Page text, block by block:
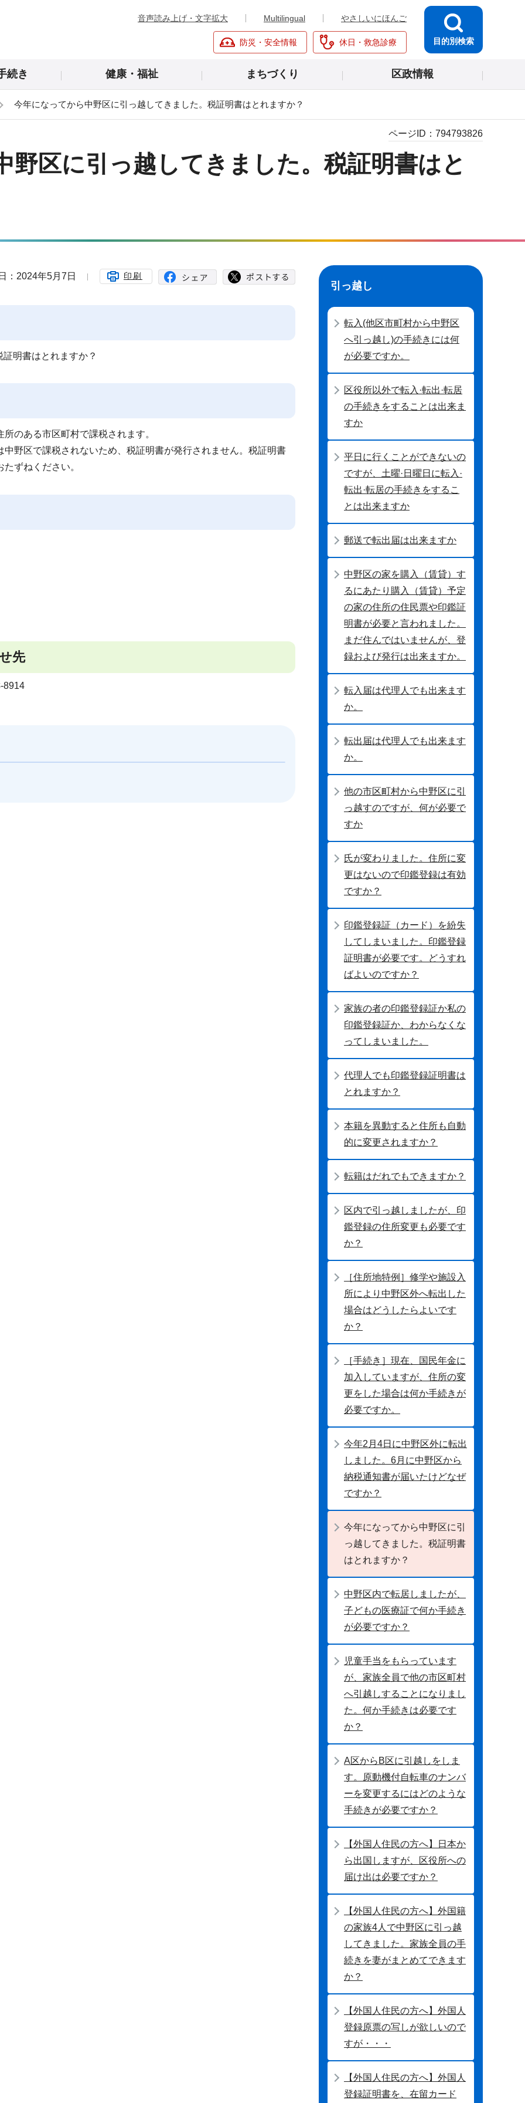
音声読み上げ・文字拡大 Multilingual やさしいにほんご
防災・安全情報 休日・救急診療 目的別検索
続き 健康・福祉 まちづくり 区政情報
今年になってから中野区に引っ越してきました。税証明書はとれますか？
野区に引っ越してきました。税証明書はと
ページID： 794793826
：2024年5月7日 印刷
明書はとれますか？
のある市区町村で課税されます。
野区で課税されないため、税証明書が発行されません。税証明書
ずねください。
先
8914
引っ越し
転入(他区市町村から中野区
へ引っ越し)の手続きには何
が必要ですか。
区役所以外で転入·転出·転居
の手続きをすることは出来ま
すか
平日に行くことができないの
ですが、土曜·日曜日に転入·
転出·転居の手続きをするこ
とは出来ますか
郵送で転出届は出来ますか
中野区の家を購入（賃貸）す
るにあたり購入（賃貸）予定
の家の住所の住民票や印鑑証
明書が必要と言われました。
まだ住んではいませんが、登
録および発行は出来ますか。
転入届は代理人でも出来ます
か。
転出届は代理人でも出来ます
か。
他の市区町村から中野区に引
っ越すのですが、何が必要で
すか
氏が変わりました。住所に変
更はないので印鑑登録は有効
ですか？
印鑑登録証（カード）を紛失
してしまいました。印鑑登録
証明書が必要です。どうすれ
ばよいのですか？
家族の者の印鑑登録証か私の
印鑑登録証か、わからなくな
ってしまいました。
代理人でも印鑑登録証明書は
とれますか？
本籍を異動すると住所も自動
的に変更されますか？
転籍はだれでもできますか？
区内で引っ越しましたが、印
鑑登録の住所変更も必要です
か？
［住所地特例］修学や施設入
所により中野区外へ転出した
場合はどうしたらよいです
か？
［手続き］現在、国民年金に
加入していますが、住所の変
更をした場合は何か手続きが
必要ですか。
今年2月4日に中野区外に転出
しました。6月に中野区から
納税通知書が届いたけどなぜ
ですか？
今年になってから中野区に引
っ越してきました。税証明書
はとれますか？
中野区内で転居しましたが、
子どもの医療証で何か手続き
が必要ですか？
児童手当をもらっています
が、家族全員で他の市区町村
へ引越しすることになりまし
た。何か手続きは必要です
か？
A区からB区に引越しをしま
す。原動機付自転車のナンバ
ーを変更するにはどのような
手続きが必要ですか？
【外国人住民の方へ】日本か
ら出国しますが、区役所への
届け出は必要ですか？
【外国人住民の方へ】外国籍
の家族4人で中野区に引っ越
してきました。家族全員の手
続きを妻がまとめてできます
か？
【外国人住民の方へ】外国人
登録原票の写しが欲しいので
すが・・・
【外国人住民の方へ】外国人
登録証明書を、在留カード